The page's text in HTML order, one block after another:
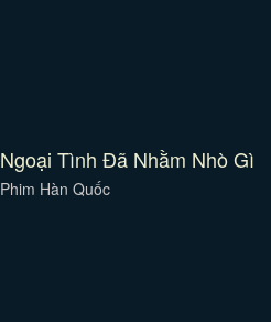
Ngoại Tình Đã Nhằm Nhò Gì
Phim Hàn Quốc